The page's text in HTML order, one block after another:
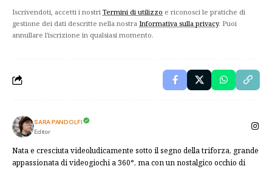
Iscrivendoti, accetti i nostri Termini di utilizzo e riconosci le pratiche di
gestione dei dati descritte nella nostra Informativa sulla privacy. Puoi
annullare l'iscrizione in qualsiasi momento.
SARA PANDOLFI
Editor
Nata e cresciuta videoludicamente sotto il segno della triforza, grande
appassionata di videogiochi a 360°, ma con un nostalgico occhio di